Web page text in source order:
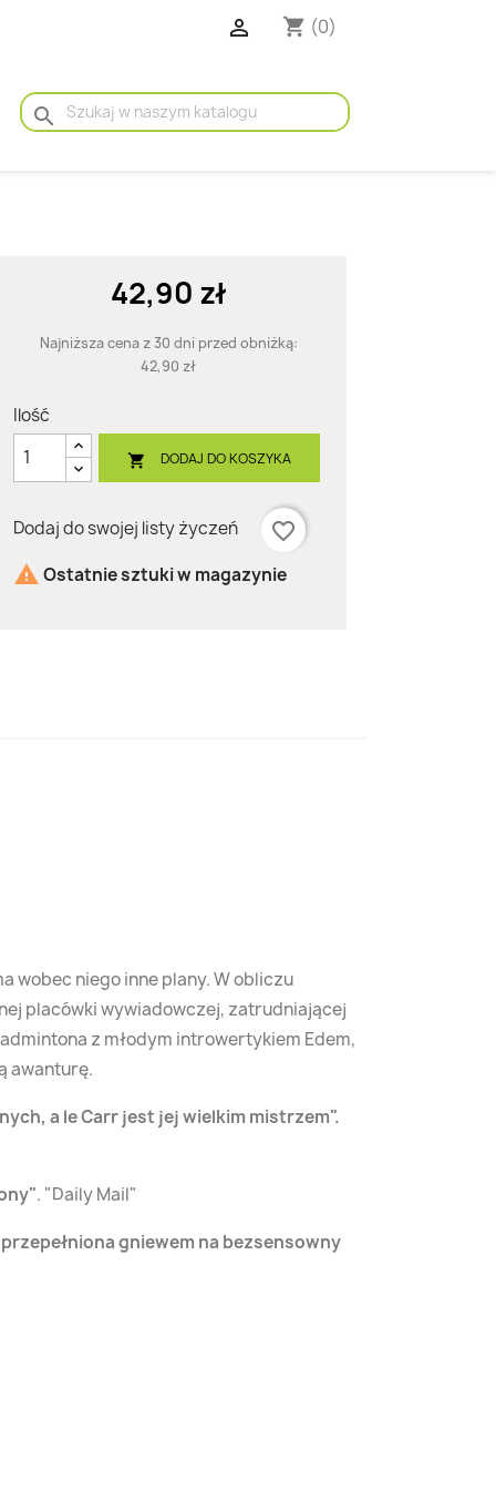
 shopping_cart (0)
search
42,90 zł
Najniższa cena z 30 dni przed obniżką:
42,90 zł
Ilość
 DODAJ DO KOSZYKA
Dodaj do swojej listy życzeń
favorite_border
 Ostatnie sztuki w magazynie
wobec niego inne plany. W obliczu
placówki wywiadowczej, zatrudniającej
z młodym introwertykiem Edem,
awanturę.
a le Carr jest jej wielkim mistrzem .
. Daily Mail
gniewem na bezsensowny